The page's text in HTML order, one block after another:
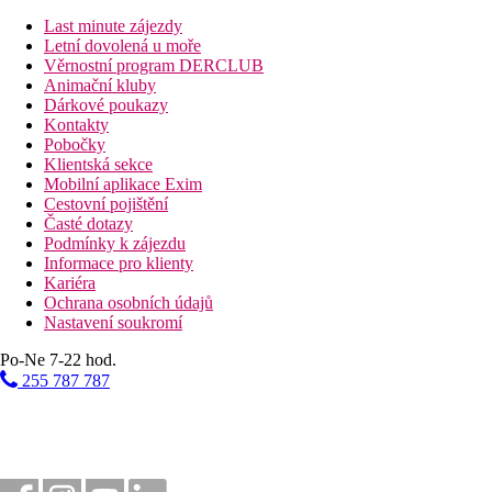
Vzdálenosti
17 km
Vzdálenost od nejbližšího letiště
Pláž
Druh pláže
Bazény
Dětský bazén
Lehátka u bazénu
Slunečníky u bazénu
Fotogalerie
Last minute zájezdy
Letní dovolená u moře
Věrnostní program DERCLUB
Animační kluby
Dárkové poukazy
Kontakty
Pobočky
Klientská sekce
Mobilní aplikace Exim
Cestovní pojištění
Časté dotazy
Podmínky k zájezdu
Informace pro klienty
Kariéra
Ochrana osobních údajů
Nastavení soukromí
Po-Ne 7-22 hod.
255 787 787